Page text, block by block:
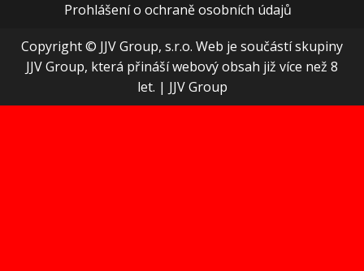
Prohlášení o ochraně osobních údajů
Copyright © JJV Group, s.r.o. Web je součástí skupiny
JJV Group, která přináší webový obsah již více než 8
let. | JJV Group